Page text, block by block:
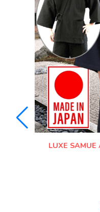
ANCIEN KIMONO
HITOTSU CHOJI